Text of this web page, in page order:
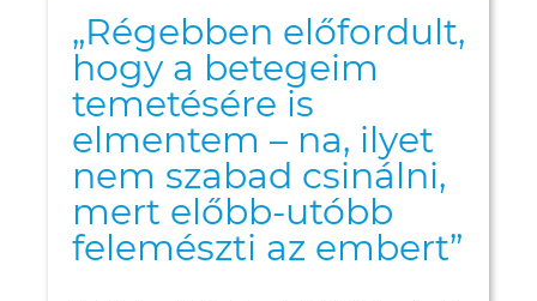
„Régebben előfordult,
hogy a betegeim
temetésére is
elmentem – na, ilyet
nem szabad csinálni,
mert előbb-utóbb
felemészti az embert”